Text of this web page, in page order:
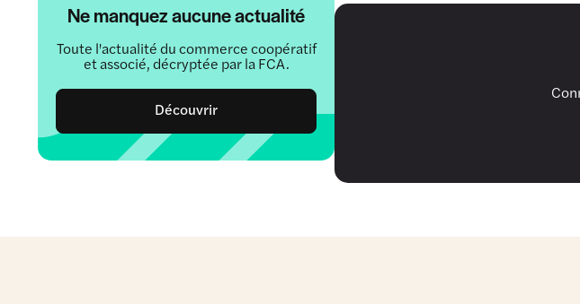
Ne manquez aucune actualité
Toute l'actualité du commerce coopératif
et associé, décryptée par la FCA.
Découvrir